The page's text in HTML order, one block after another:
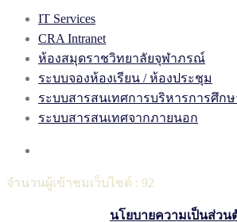
IT Services
CRA Intranet
ห้องสมุดราชวิทยาลัยจุฬาภรณ์
ระบบจองห้องเรียน / ห้องประชุม
ระบบสารสนเทศการบริหารการศึกษ
ระบบสารสนเทศจากภายนอก
จำนวนผู้เข้าชมเว็บไซต์ : 92
นโยบายความเป็นส่วน